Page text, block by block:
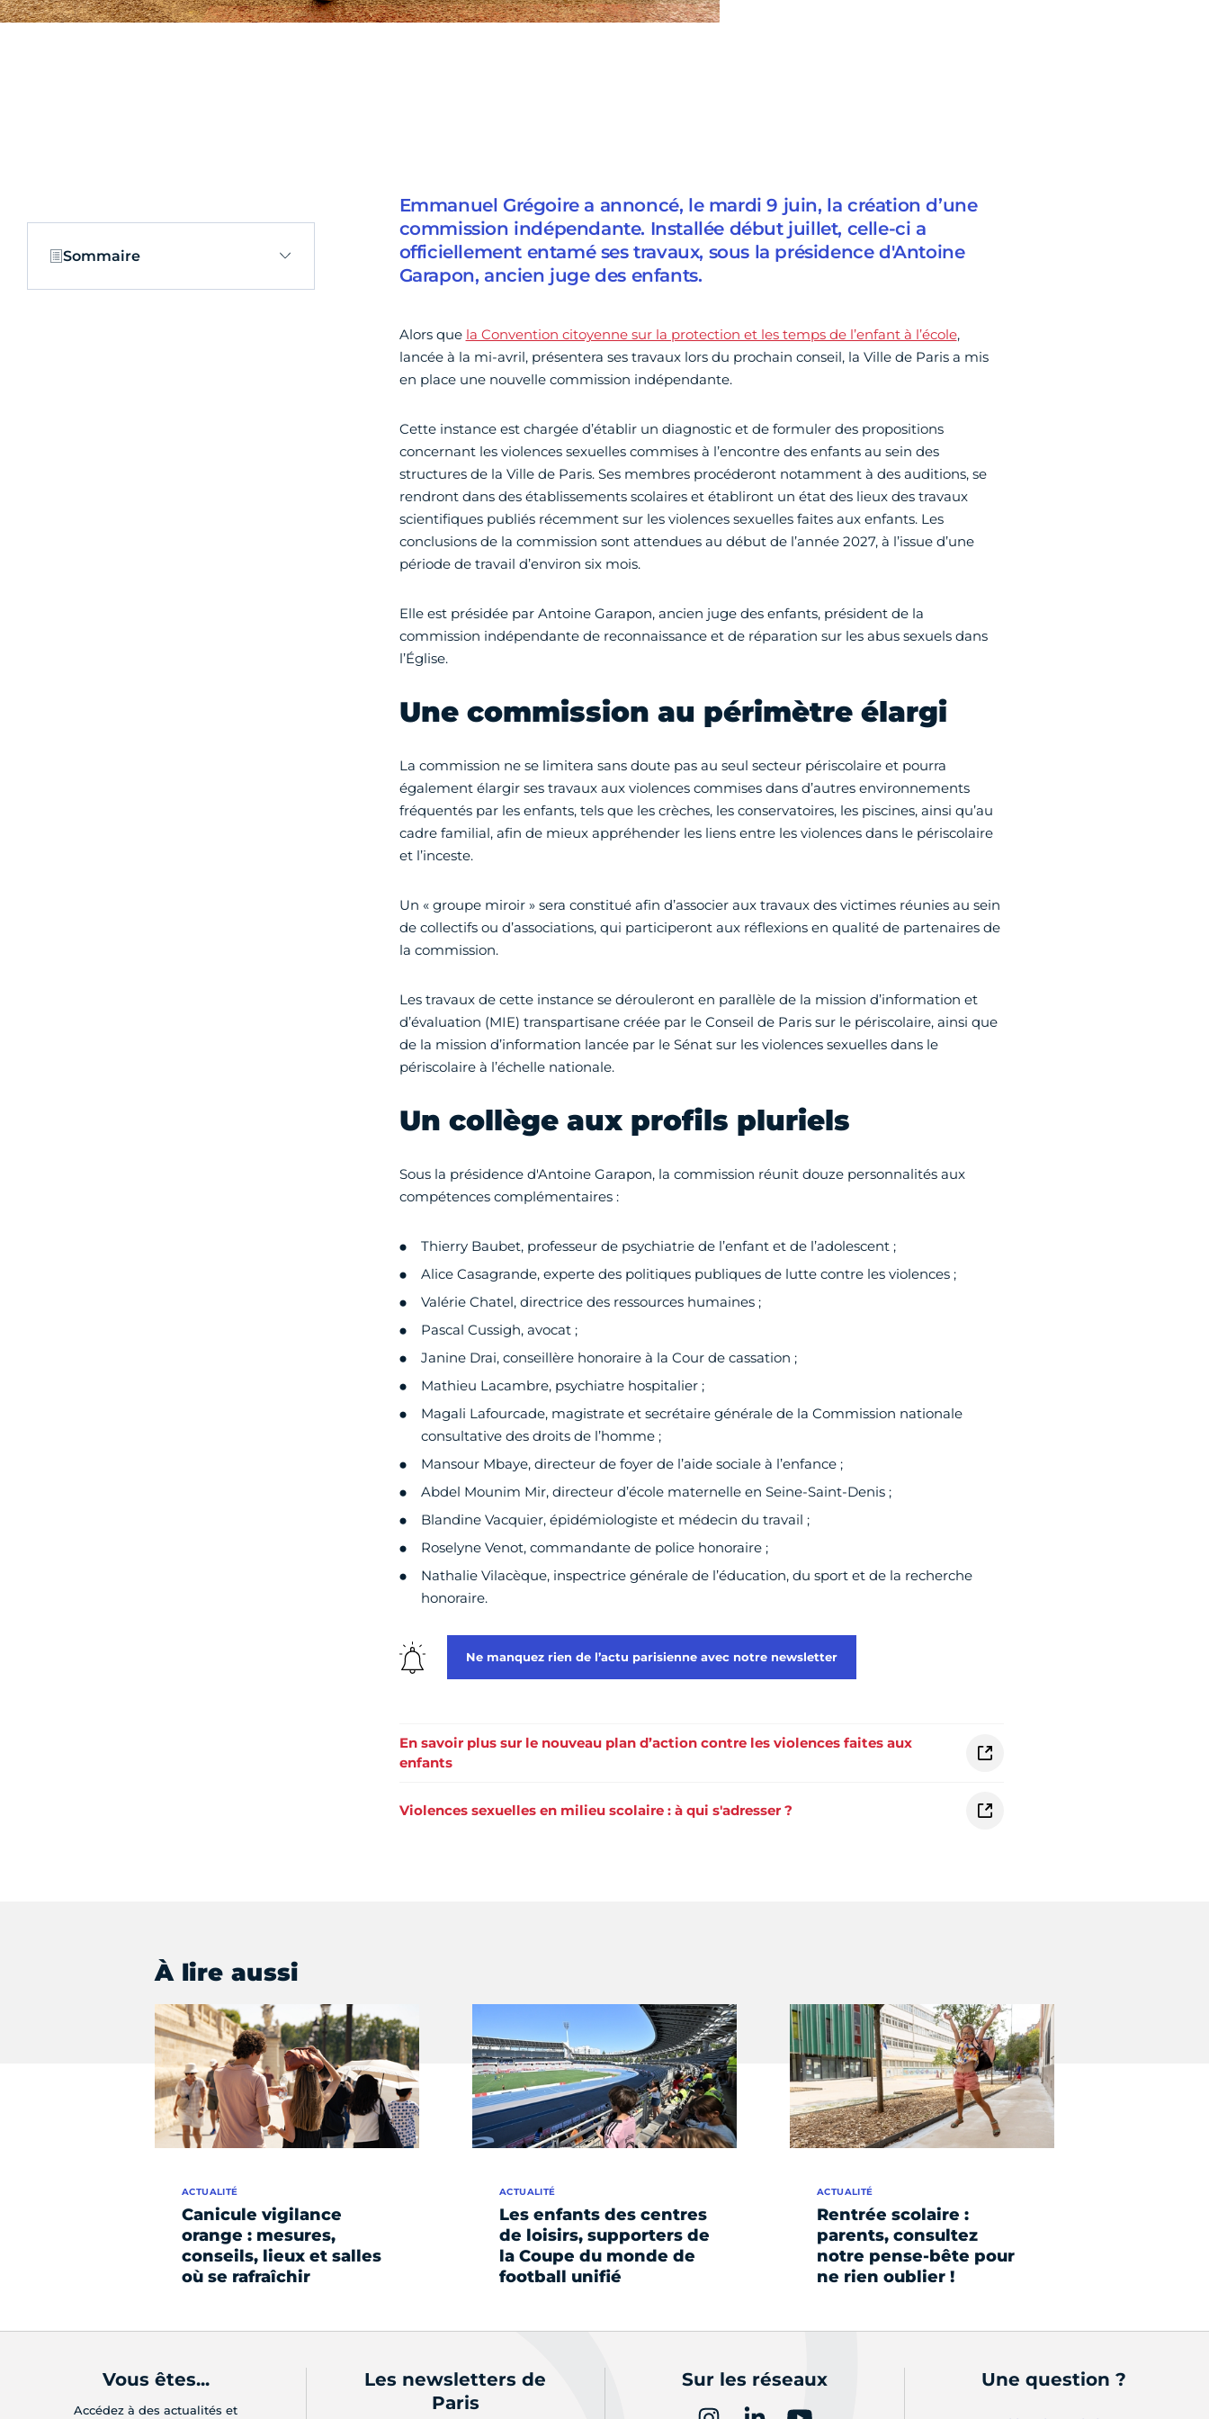
Sommaire
Emmanuel Grégoire a annoncé, le mardi 9 juin, la création d’une
commission indépendante. Installée début juillet, celle-ci a
officiellement entamé ses travaux, sous la présidence d'Antoine
Garapon, ancien juge des enfants.
Alors que la Convention citoyenne sur la protection et les temps de l’enfant à l’école,
lancée à la mi-avril, présentera ses travaux lors du prochain conseil, la Ville de Paris a mis
en place une nouvelle commission indépendante.
Cette instance est chargée d’établir un diagnostic et de formuler des propositions
concernant les violences sexuelles commises à l’encontre des enfants au sein des
structures de la Ville de Paris. Ses membres procéderont notamment à des auditions, se
rendront dans des établissements scolaires et établiront un état des lieux des travaux
scientifiques publiés récemment sur les violences sexuelles faites aux enfants. Les
conclusions de la commission sont attendues au début de l’année 2027, à l’issue d’une
période de travail d’environ six mois.
Elle est présidée par Antoine Garapon, ancien juge des enfants, président de la
commission indépendante de reconnaissance et de réparation sur les abus sexuels dans
l’Église.
Une commission au périmètre élargi
La commission ne se limitera sans doute pas au seul secteur périscolaire et pourra
également élargir ses travaux aux violences commises dans d’autres environnements
fréquentés par les enfants, tels que les crèches, les conservatoires, les piscines, ainsi qu’au
cadre familial, afin de mieux appréhender les liens entre les violences dans le périscolaire
et l’inceste.
Un « groupe miroir » sera constitué afin d’associer aux travaux des victimes réunies au sein
de collectifs ou d’associations, qui participeront aux réflexions en qualité de partenaires de
la commission.
Les travaux de cette instance se dérouleront en parallèle de la mission d’information et
d’évaluation (MIE) transpartisane créée par le Conseil de Paris sur le périscolaire, ainsi que
de la mission d’information lancée par le Sénat sur les violences sexuelles dans le
périscolaire à l’échelle nationale.
Un collège aux profils pluriels
Sous la présidence d'Antoine Garapon, la commission réunit douze personnalités aux
compétences complémentaires :
Thierry Baubet, professeur de psychiatrie de l’enfant et de l’adolescent ;
Alice Casagrande, experte des politiques publiques de lutte contre les violences ;
Valérie Chatel, directrice des ressources humaines ;
Pascal Cussigh, avocat ;
Janine Drai, conseillère honoraire à la Cour de cassation ;
Mathieu Lacambre, psychiatre hospitalier ;
Magali Lafourcade, magistrate et secrétaire générale de la Commission nationale
consultative des droits de l’homme ;
Mansour Mbaye, directeur de foyer de l’aide sociale à l’enfance ;
Abdel Mounim Mir, directeur d’école maternelle en Seine-Saint-Denis ;
Blandine Vacquier, épidémiologiste et médecin du travail ;
Roselyne Venot, commandante de police honoraire ;
Nathalie Vilacèque, inspectrice générale de l’éducation, du sport et de la recherche
honoraire.
Ne manquez rien de l’actu parisienne avec notre newsletter
En savoir plus sur le nouveau plan d’action contre les violences faites aux
enfants
Violences sexuelles en milieu scolaire : à qui s'adresser ?
À lire aussi
Canicule vigilance
orange : mesures,
conseils, lieux et salles
où se rafraîchir
ACTUALITÉ
Les enfants des centres
de loisirs, supporters de
la Coupe du monde de
football unifié
ACTUALITÉ
Rentrée scolaire :
parents, consultez
notre pense-bête pour
ne rien oublier !
ACTUALITÉ
Vous êtes...
Accédez à des actualités et
Les newsletters de
Paris
Sur les réseaux Une question ?